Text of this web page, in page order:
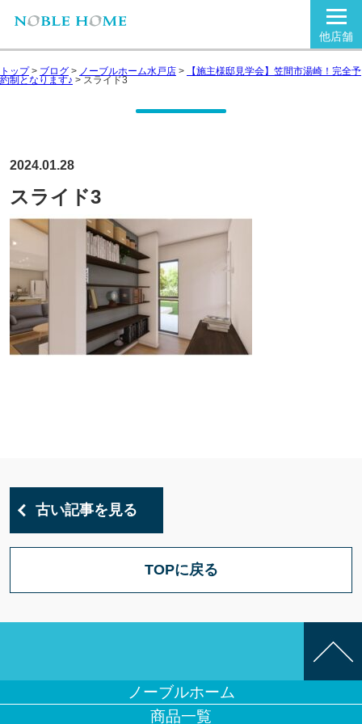
他店舗
トップ> ブログ > ノーブルホーム水戸店 > 【施主様邸見学会】笠間市湯崎！完全予
約制となります♪ > スライド3
2024.01.28
スライド3
古い記事を見る
TOPに戻る
ノーブルホーム
商品一覧